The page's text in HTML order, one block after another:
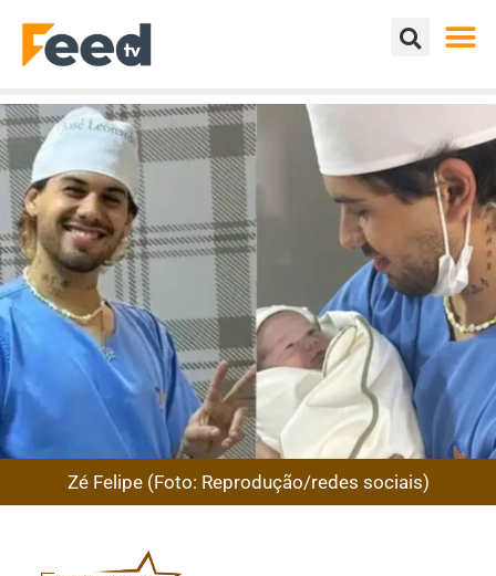
Zé Felipe (Foto: Reprodução/redes sociais)